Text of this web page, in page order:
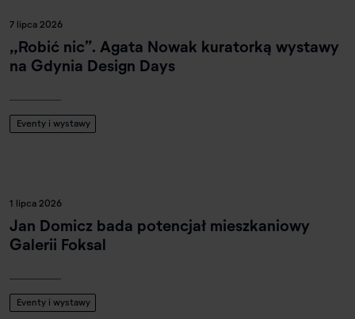
7 lipca 2026
„Robić nic”. Agata Nowak kuratorką wystawy
na Gdynia Design Days
Eventy i wystawy
1 lipca 2026
Jan Domicz bada potencjał mieszkaniowy
Galerii Foksal
Eventy i wystawy